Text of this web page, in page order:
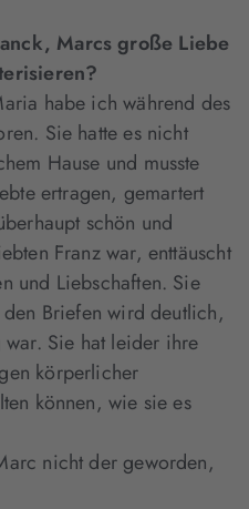
Marcs große Liebe
habe ich während des
Sie hatte es nicht
Hause und musste
ertragen, gemartert
schön und
Franz war, enttäuscht
und Liebschaften. Sie
Briefen wird deutlich,
Sie hat leider ihre
körperlicher
können, wie sie es
nicht der geworden,